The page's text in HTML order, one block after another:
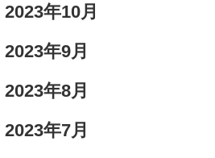
2023年10月
2023年9月
2023年8月
2023年7月